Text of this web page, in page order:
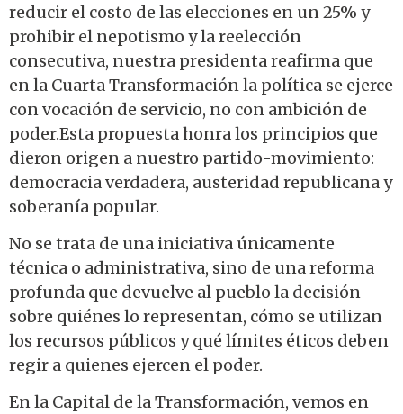
reducir el costo de las elecciones en un 25% y
prohibir el nepotismo y la reelección
consecutiva, nuestra presidenta reafirma que
en la Cuarta Transformación la política se ejerce
con vocación de servicio, no con ambición de
poder.Esta propuesta honra los principios que
dieron origen a nuestro partido-movimiento:
democracia verdadera, austeridad republicana y
soberanía popular.
No se trata de una iniciativa únicamente
técnica o administrativa, sino de una reforma
profunda que devuelve al pueblo la decisión
sobre quiénes lo representan, cómo se utilizan
los recursos públicos y qué límites éticos deben
regir a quienes ejercen el poder.
En la Capital de la Transformación, vemos en